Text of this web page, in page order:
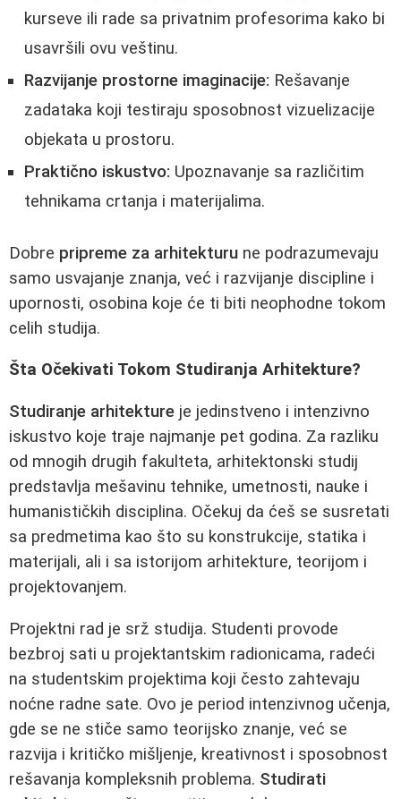
kurseve ili rade sa privatnim profesorima kako bi
usavršili ovu veštinu.
Razvijanje prostorne imaginacije: Rešavanje
zadataka koji testiraju sposobnost vizuelizacije
objekata u prostoru.
Praktično iskustvo: Upoznavanje sa različitim
tehnikama crtanja i materijalima.
Dobre pripreme za arhitekturu ne podrazumevaju
samo usvajanje znanja, već i razvijanje discipline i
upornosti, osobina koje će ti biti neophodne tokom
celih studija.
Šta Očekivati Tokom Studiranja Arhitekture?
Studiranje arhitekture je jedinstveno i intenzivno
iskustvo koje traje najmanje pet godina. Za razliku
od mnogih drugih fakulteta, arhitektonski studij
predstavlja mešavinu tehnike, umetnosti, nauke i
humanističkih disciplina. Očekuj da ćeš se susretati
sa predmetima kao što su konstrukcije, statika i
materijali, ali i sa istorijom arhitekture, teorijom i
projektovanjem.
Projektni rad je srž studija. Studenti provode
bezbroj sati u projektantskim radionicama, radeći
na studentskim projektima koji često zahtevaju
noćne radne sate. Ovo je period intenzivnog učenja,
gde se ne stiče samo teorijsko znanje, već se
razvija i kritičko mišljenje, kreativnost i sposobnost
rešavanja kompleksnih problema. Studirati